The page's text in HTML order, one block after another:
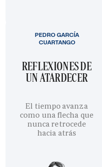
REFLEXIONES DE
UN ATARDECER
El tiempo avanza
como una flecha que
nunca retrocede
hacia atrás
PEDRO GARCÍA
CUARTANGO